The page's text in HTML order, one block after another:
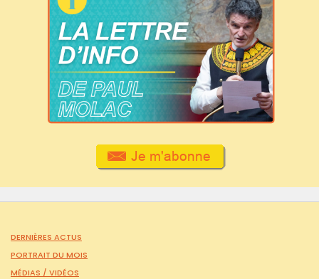
DERNIÈRES ACTUS
PORTRAIT DU MOIS
MÉDIAS / VIDÉOS